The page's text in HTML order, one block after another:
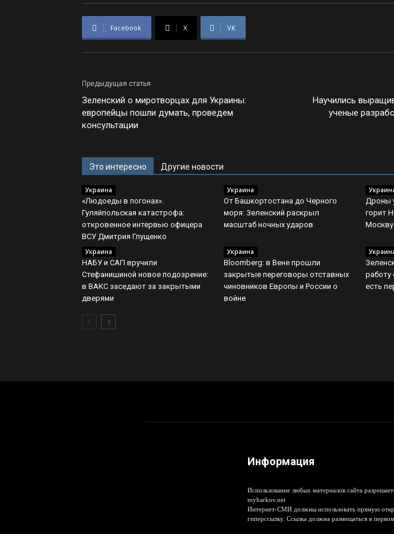
Facebook X VK
Предыдущая статья
Зеленский о миротворцах для Украины:
европейцы пошли думать, проведем
консультации
Научились
ученые
Это интересно Другие новости
Украина
«Людоеды в погонах».
Гуляйпольская катастрофа:
откровенное интервью офицера
ВСУ Дмитрия Глущенко
Украина
От Башкортостана до Черного
моря: Зеленский раскрыл
масштаб ночных ударов
Дроны
горит
Москву
Украина
НАБУ и САП вручили
Стефанишиной новое подозрение:
в ВАКС заседают за закрытыми
дверями
Украина
Bloomberg: в Вене прошли
закрытые переговоры отставных
чиновников Европы и России о
войне
работу
есть
Информация
Использование любых материалов сайта
myharkov.net
Интернет-СМИ должны использовать прямую
гиперссылку. Ссылка должна размещаться в первом